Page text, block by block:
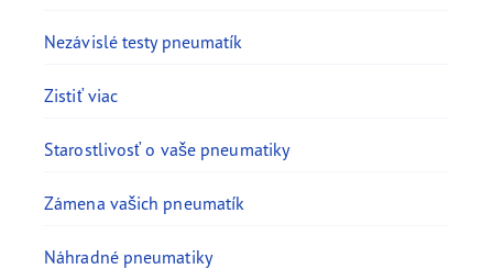
Nezávislé testy pneumatík
Zistiť viac
Starostlivosť o vaše pneumatiky
Zámena vašich pneumatík
Náhradné pneumatiky